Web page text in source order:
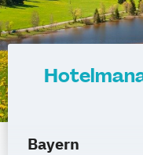
Bayern